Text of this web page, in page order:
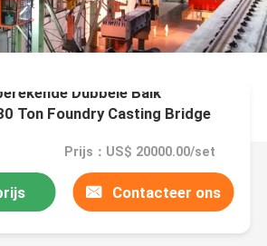
Dubbele Balk
Ton Foundry Casting Bridge
Prijs：US$ 20000.00/set
Contacteer ons